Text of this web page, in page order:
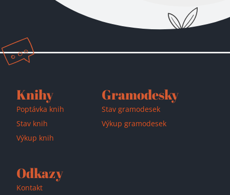
Přidáno do košíku!
Knihy
Poptávka knih
Stav knih
Výkup knih
Gramodesky
Stav gramodesek
Výkup gramodesek
Odkazy
Kontakt